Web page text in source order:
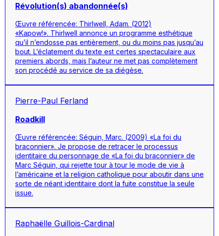
Révolution(s) abandonnée(s)
Œuvre référencée: Thirlwell, Adam. (2012)
«Kapow!». Thirlwell annonce un programme esthétique
qu’il n’endosse pas entièrement, ou du moins pas jusqu’au
bout. L’éclatement du texte est certes spectaculaire aux
premiers abords, mais l’auteur ne met pas complètement
son procédé au service de sa diégèse.
Pierre-Paul Ferland
Roadkill
Œuvre référencée: Séguin, Marc. (2009) «La foi du
braconnier». Je propose de retracer le processus
identitaire du personnage de «La foi du braconnier» de
Marc Séguin, qui rejette tour à tour le mode de vie à
l’américaine et la religion catholique pour aboutir dans une
sorte de néant identitaire dont la fuite constitue la seule
issue.
Raphaëlle Guillois-Cardinal